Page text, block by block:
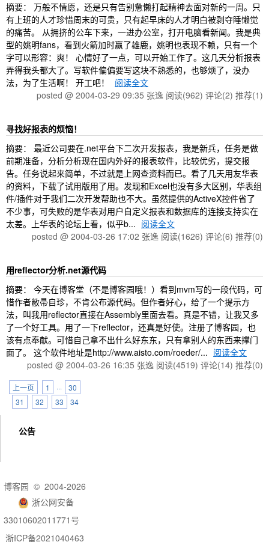
摘要： 万般不情愿，还是只有告别惫懒打起精神去面对新的一周。只
有上班的人才珍惜周末的可贵，只有起早床的人才明白被剥夺睡懒觉
的痛苦。 从拥挤的公车下来，一进办公室，打开电脑看新闻。我是典
型的姚明fans，看到火箭加时赢了雄鹿，姚明也表现不赖，只有一个
字可以形容：爽！ 心情好了一点，可以开始工作了。这几天分析报表
弄得我头都大了。写软件偏偏要写这块不熟悉的，也够烦了，没办
法，为了生活啊！ 开工吧！
阅读全文
posted @ 2004-03-29 09:35 张逸 阅读(962) 评论(2) 推荐(1)
寻找好报表的烦恼！
摘要： 最近公司要在.net平台下二次开发报表，我是新兵，任务是做
前期准备，分析分析现在国内外好的报表软件，比较优劣，提交报
告。任务说起来简单，不过就是上网查资料而已。看了几天用友华表
的资料，下载了试用版用了用。发现和Excel也没有多大区别，华表组
件/插件对于我们二次开发帮助也不大。虽然提供的ActiveX控件省了
不少事，可失败的是华表对用户自定义报表和数据库的连接支持实在
太差。上华表的论坛上看，似乎b... 阅读全文
posted @ 2004-03-26 17:02 张逸 阅读(1626) 评论(6) 推荐(0)
用reflector分析.net源代码
摘要： 今天在博客堂（不是博客园哦！）看到mvm写的一段代码，可
惜作者敝帚自珍，不肯公布源代码。但作者好心，给了一个提示方
法，叫我用reflector直接在Assembly里面去看。真是不错，让我又多
了一个好工具。用了一下reflector，还真是好使。注册了博客园，也
该有点奉献。可惜自己拿不出什么好东东，只有拿别人的东西来撑门
面了。 这个软件地址是http://www.aisto.com/roeder/... 阅读全文
posted @ 2004-03-26 16:35 张逸 阅读(4519) 评论(14) 推荐(0)
上一页 1 ···
30
31
32 33 34
公告
博客园 © 2004-2026
浙公网安备
33010602011771号
浙ICP备2021040463